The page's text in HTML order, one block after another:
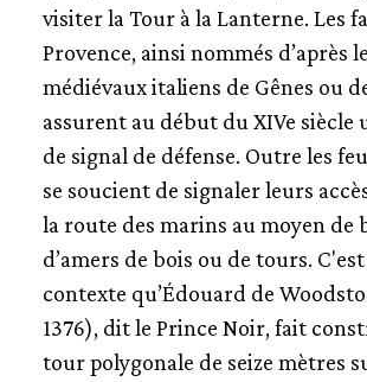
visiter la Tour à la Lanterne. Les
Provence, ainsi nommés d’après
médiévaux italiens de Gênes ou
assurent au début du XIVe siècle
de signal de défense. Outre les
se soucient de signaler leurs
la route des marins au moyen de
d’amers de bois ou de tours.
contexte qu’Édouard de
1376), dit le Prince Noir, fait
tour polygonale de seize mètres